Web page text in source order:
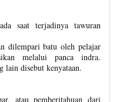
saat terjadinya tawuran
dilempari batu oleh pelajar
melalui panca indra.
lain disebut kenyataan.
atau pemberitahuan dari